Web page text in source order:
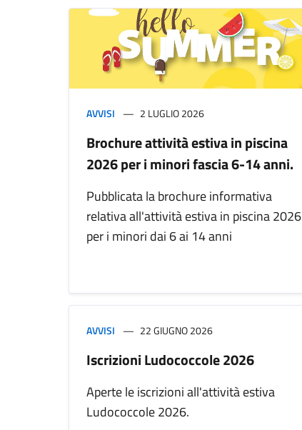
AVVISI 2 LUGLIO 2026
Brochure attività estiva in piscina
2026 per i minori fascia 6-14 anni.
Pubblicata la brochure informativa
relativa all'attività estiva in piscina 2026
per i minori dai 6 ai 14 anni
AVVISI 22 GIUGNO 2026
Iscrizioni Ludococcole 2026
Aperte le iscrizioni all'attività estiva
Ludococcole 2026.